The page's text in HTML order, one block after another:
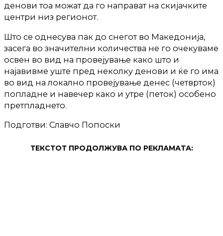
денови тоа можат да го направат на скијачките
центри низ регионот.
Што се однесува пак до снегот во Македонија,
засега во значителни количества не го очекуваме
освен во вид на провејување како што и
најавивме уште пред неколку денови и ќе го има
во вид на локално провејување денес (четврток)
попладне и навечер како и утре (петок) особено
претпладнето.
Подготви: Славчо Попоски
ТЕКСТОТ ПРОДОЛЖУВА ПО РЕКЛАМАТА: